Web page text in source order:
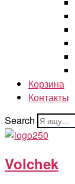
Корзина
Контакты
Search
Volchek